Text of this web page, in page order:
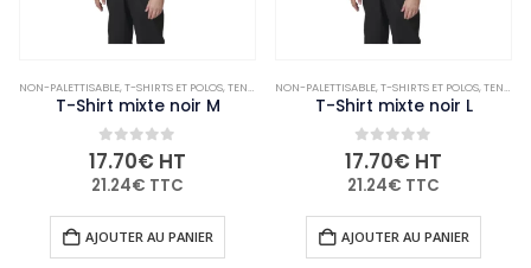
NON-PALETTISABLE,T-SHIRTS ET POLOS,TENUES DE CUISINE ,VÊTEMENTS ET CHAUSSURES
T-Shirt mixte noir M
0 out of 5
17.70€ HT
21.24€ TTC
AJOUTER AU PANIER
NON-PALETTISABLE,T-SHIRTS ET POLOS,TENUES DE CUISINE
T-Shirt mixte noir L
0 out of 5
17.70€ HT
21.24€ TTC
AJOUTER AU PANIER